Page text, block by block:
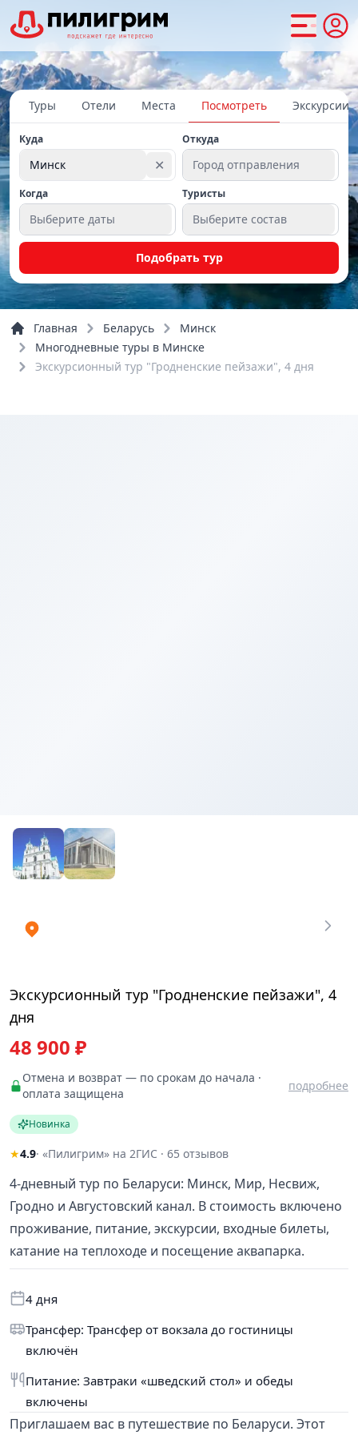
Туры Отели Места Посмотреть Экскурсии
Куда
Минск ✕
Откуда
Город отправления
Когда
Выберите даты
Туристы
Выберите состав
Подобрать тур
Главная Беларусь
Минск
Многодневные туры в Минске
Экскурсионный тур "Гродненские пейзажи", 4 дня
Экскурсионный тур "Гродненские пейзажи", 4
дня
48 900 ₽
Отмена и возврат — по срокам до начала ·
оплата защищена
подробнее
Новинка
★4.9· «Пилигрим» на 2ГИС · 65 отзывов
4-дневный тур по Беларуси: Минск, Мир, Несвиж,
Гродно и Августовский канал. В стоимость включено
проживание, питание, экскурсии, входные билеты,
катание на теплоходе и посещение аквапарка.
4 дня
Трансфер: Трансфер от вокзала до гостиницы
включён
Питание: Завтраки «шведский стол» и обеды
включены
Приглашаем вас в путешествие по Беларуси. Этот